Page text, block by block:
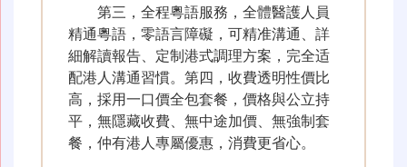
第三，全程粵語服務，全體醫護人員
精通粵語，零語言障礙，可精准溝通、詳
細解讀報告、定制港式調理方案，完全适
配港人溝通習慣。第四，收費透明性價比
高，採用一口價全包套餐，價格與公立持
平，無隱藏收費、無中途加價、無強制套
餐，仲有港人專屬優惠，消費更省心。